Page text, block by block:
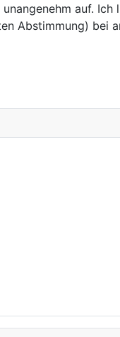
auf.
Abstimmung) bei